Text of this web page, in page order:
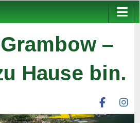
–
Hause bin.
unser